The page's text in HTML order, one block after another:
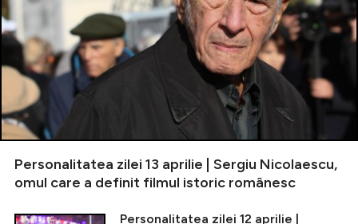
Personalitatea zilei 13 aprilie | Sergiu Nicolaescu,
omul care a definit filmul istoric românesc
Personalitatea zilei 12 aprilie |